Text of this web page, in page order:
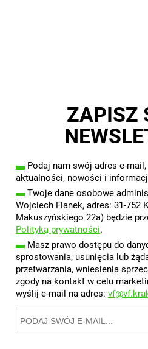
ZAPISZ
▬ Podaj nam swój adres e-
aktualności, nowości i
▬ Twoje dane osobowe
Wojciech Flanek, adres: 31-752
Makuszyńskiego 22a) będzie
Polityką prywatności.
▬ Masz prawo dostępu do
sprostowania, usunięcia lub
przetwarzania, wniesienia
zgody na kontakt w celu
wyślij e-mail na adres: